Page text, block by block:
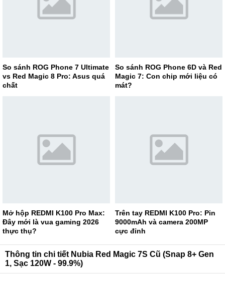
So sánh ROG Phone 7 Ultimate
vs Red Magic 8 Pro: Asus quá
chất
So sánh ROG Phone 6D và Red
Magic 7: Con chip mới liệu có
mát?
Mở hộp REDMI K100 Pro Max:
Đây mới là vua gaming 2026
thực thụ?
Trên tay REDMI K100 Pro: Pin
9000mAh và camera 200MP
cực đỉnh
Thông tin chi tiết Nubia Red Magic 7S Cũ (Snap 8+ Gen
1, Sạc 120W - 99.9%)